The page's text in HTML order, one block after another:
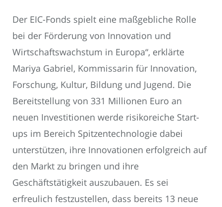
Der EIC-Fonds spielt eine maßgebliche Rolle
bei der Förderung von Innovation und
Wirtschaftswachstum in Europa“, erklärte
Mariya Gabriel, Kommissarin für Innovation,
Forschung, Kultur, Bildung und Jugend. Die
Bereitstellung von 331 Millionen Euro an
neuen Investitionen werde risikoreiche Start-
ups im Bereich Spitzentechnologie dabei
unterstützen, ihre Innovationen erfolgreich auf
den Markt zu bringen und ihre
Geschäftstätigkeit auszubauen. Es sei
erfreulich festzustellen, dass bereits 13 neue